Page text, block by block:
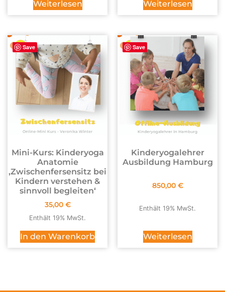
Weiterlesen Weiterlesen
Save
Mini-Kurs: Kinderyoga
Anatomie
,Zwischenfersensitz bei
Kindern verstehen &
sinnvoll begleiten‘
35,00 €
Enthält 19% MwSt.
In den Warenkorb
Save
Kinderyogalehrer
Ausbildung Hamburg
850,00 €
Enthält 19% MwSt.
Weiterlesen